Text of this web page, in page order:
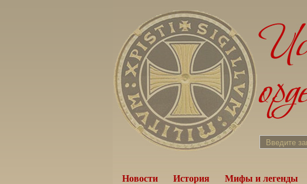
Новости История Мифы и легенды